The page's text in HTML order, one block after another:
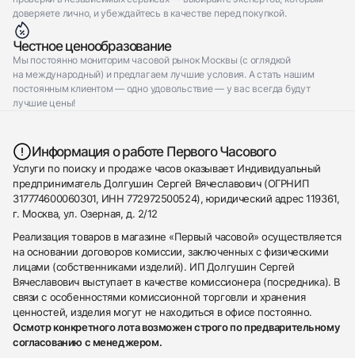
доверяете лично, и убеждайтесь в качестве перед покупкой.
Честное ценообразование
Мы постоянно мониторим часовой рынок Москвы (с оглядкой
на международный) и предлагаем лучшие условия. А стать нашим
постоянным клиентом — одно удовольствие — у вас всегда будут
лучшие цены!
Информация о работе Первого Часового
Услуги по поиску и продаже часов оказывает Индивидуальный
предприниматель Долгушин Сергей Вячеславович (ОГРНИП
317774600060301, ИНН 772972500524), юридический адрес 119361,
г. Москва, ул. Озерная, д. 2/12
Реализация товаров в магазине «Первый часовой» осуществляется
на основании договоров комиссии, заключенных с физическими
лицами (собственниками изделий). ИП Долгушин Сергей
Вячеславович выступает в качестве комиссионера (посредника). В
связи с особенностями комиссионной торговли и хранения
ценностей, изделия могут не находиться в офисе постоянно.
Осмотр конкретного лота возможен строго по предварительному
согласованию с менеджером.